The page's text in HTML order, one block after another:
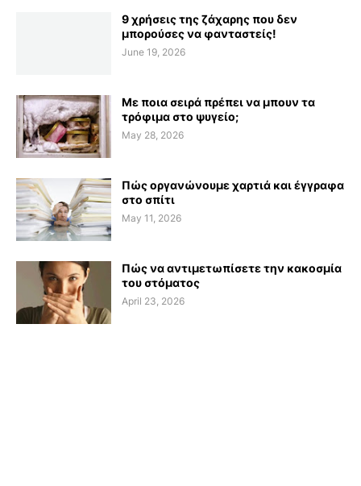
9 χρήσεις της ζάχαρης που δεν
μπορούσες να φανταστείς!
June 19, 2026
Με ποια σειρά πρέπει να μπουν τα
τρόφιμα στο ψυγείο;
May 28, 2026
Πώς οργανώνουμε χαρτιά και έγγραφα
στο σπίτι
May 11, 2026
Πώς να αντιμετωπίσετε την κακοσμία
του στόματος
April 23, 2026